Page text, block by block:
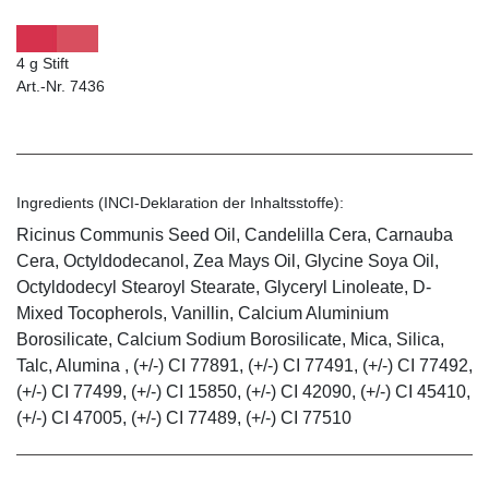
4 g Stift
Art.-Nr. 7436
Ingredients (INCI-Deklaration der Inhaltsstoffe):
Ricinus Communis Seed Oil, Candelilla Cera, Carnauba
Cera, Octyldodecanol, Zea Mays Oil, Glycine Soya Oil,
Octyldodecyl Stearoyl Stearate, Glyceryl Linoleate, D-
Mixed Tocopherols, Vanillin, Calcium Aluminium
Borosilicate, Calcium Sodium Borosilicate, Mica, Silica,
Talc, Alumina , (+/-) CI 77891, (+/-) CI 77491, (+/-) CI 77492,
(+/-) CI 77499, (+/-) CI 15850, (+/-) CI 42090, (+/-) CI 45410,
(+/-) CI 47005, (+/-) CI 77489, (+/-) CI 77510